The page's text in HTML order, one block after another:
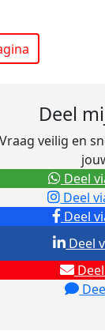
Deel
Vraag veilig en
Deel
Deel
Deel
Deel
Deel